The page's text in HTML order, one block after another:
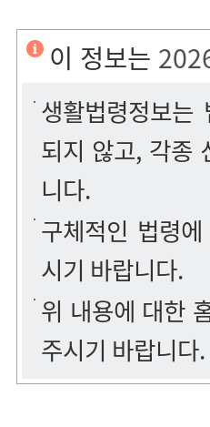
이 정보는
생활법령정보
되지 않고, 각종
니다.
구체적인 법령
시기 바랍니다.
위 내용에 대한
주시기 바랍니다.